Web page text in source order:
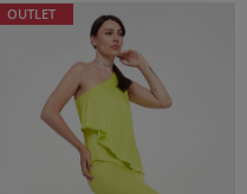
OUTLET